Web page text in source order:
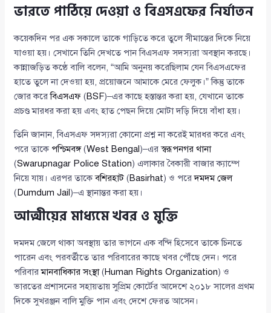
ভারতে পাঠিয়ে দেওয়া ও বিএসএফের নির্যাতন
কয়েকদিন পর এক সকালে তাকে গাড়িতে করে তুলে সীমান্তের দিকে নিয়ে
যাওয়া হয়। সেখানে তিনি দেখতে পান বিএসএফ সদস্যরা অবস্থান করছে।
কান্নাজড়িত কণ্ঠে বালি বলেন, “আমি অনুনয় করেছিলাম যেন বিএসএফের
হাতে তুলে না দেওয়া হয়, প্রয়োজনে আমাকে মেরে ফেলুক।” কিন্তু তাকে
জোর করেবিএসএফ (BSF)–এর কাছে হস্তান্তর করা হয়, যেখানে তাকে
প্রচণ্ড মারধর করা হয় এবং হাত পেছন দিয়ে মোটা দড়ি দিয়ে বাঁধা হয়।
তিনি জানান, বিএসএফ সদস্যরা কোনো প্রশ্ন না করেই মারধর করে এবং
পরে তাকে পশ্চিমবঙ্গ(West Bengal )–এরস্বরূপনগর থানা
(Swarupnagar Police Station) এলাকার বৈকারী বাজার ক্যাম্পে
নিয়ে যায়। এরপর তাকেবশিরহাট (Basirhat) ও পরেদমদম জেল
( Dumdum Jail )–এ স্থানান্তর করা হয়।
আত্মীয়ের মাধ্যমে খবর ও মুক্তি
দমদম জেলে থাকা অবস্থায় তার ভাগনে এক বন্দি হিসেবে তাকে চিনতে
পারেন এবং পরবর্তীতে তার পরিবারের কাছে খবর পৌঁছে দেন। পরে
পরিবারমানবাধিকার সংস্থা(Human Rights Organization) ও
ভারতের প্রশাসনের সহায়তায় সুপ্রিম কোর্টের আদেশে ২০১৮ সালের প্রথম
দিকে সুখরঞ্জন বালি মুক্তি পান এবং দেশে ফেরত আসেন।